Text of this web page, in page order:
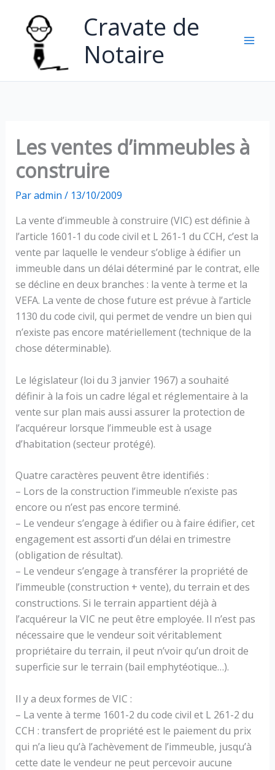
contenu
Cravate de
Notaire
Les ventes d’immeubles à
construire
Paradmin / 13/10/2009
La vente d’immeuble à construire (VIC) est définie à
l’article 1601-1 du code civil et L 261-1 du CCH, c’est la
vente par laquelle le vendeur s’oblige à édifier un
immeuble dans un délai déterminé par le contrat, elle
se décline en deux branches : la vente à terme et la
VEFA. La vente de chose future est prévue à l’article
1130 du code civil, qui permet de vendre un bien qui
n’existe pas encore matériellement (technique de la
chose déterminable).
Le législateur (loi du 3 janvier 1967) a souhaité
définir à la fois un cadre légal et réglementaire à la
vente sur plan mais aussi assurer la protection de
l’acquéreur lorsque l’immeuble est à usage
d’habitation (secteur protégé).
Quatre caractères peuvent être identifiés :
– Lors de la construction l’immeuble n’existe pas
encore ou n’est pas encore terminé.
– Le vendeur s’engage à édifier ou à faire édifier, cet
engagement est assorti d’un délai en trimestre
(obligation de résultat).
– Le vendeur s’engage à transférer la propriété de
l’immeuble (construction + vente), du terrain et des
constructions. Si le terrain appartient déjà à
l’acquéreur la VIC ne peut être employée. Il n’est pas
nécessaire que le vendeur soit véritablement
propriétaire du terrain, il peut n’voir qu’un droit de
superficie sur le terrain (bail emphytéotique…).
Il y a deux formes de VIC :
– La vente à terme 1601-2 du code civil et L 261-2 du
CCH : transfert de propriété est le paiement du prix
qui n’a lieu qu’à l’achèvement de l’immeuble, jusqu’à
cette date le vendeur ne peut percevoir aucune